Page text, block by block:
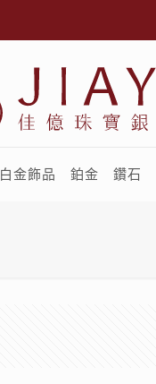
白金飾品 鉑金 鑽石